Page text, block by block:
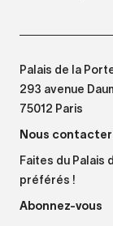
Palais de la
293 avenue
75012 Paris
Nous contacter
Faites du Palais
préférés !
Abonnez-vous